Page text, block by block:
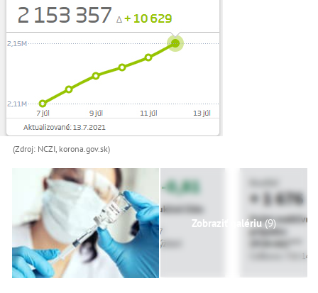
(Zdroj: NCZI, korona.gov.sk)
Zobraziť galériu(9)